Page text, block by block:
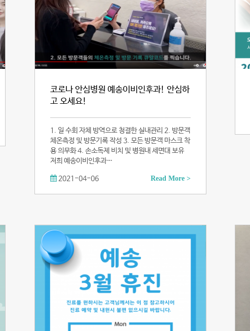
코로나 안심병원 예송이비인후과! 안심하
고 오세요!
1. 일 수회 자체 방역으로 청결한 실내관리 2. 방문객
체온측정 및 방문기록 작성 3. 모든 방문객 마스크 착
용 의무화 4. 손소독제 비치 및 병원내 세면대 보유
저희 예송이비인후과…
2021-04-06 Read More >